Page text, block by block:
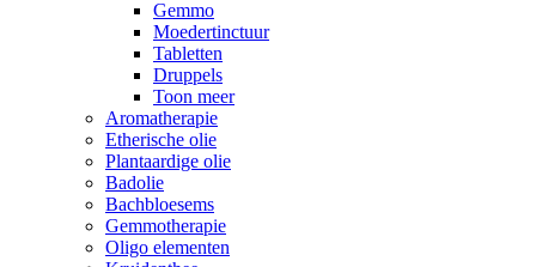
Gemmo
Moedertinctuur
Tabletten
Druppels
Toon meer
Aromatherapie
Etherische olie
Plantaardige olie
Badolie
Bachbloesems
Gemmotherapie
Oligo elementen